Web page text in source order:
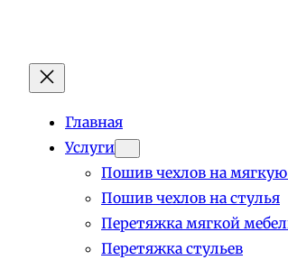
Главная
Услуги
Пошив чехлов на
Пошив чехлов на стулья
Перетяжка мягкой
Перетяжка стульев